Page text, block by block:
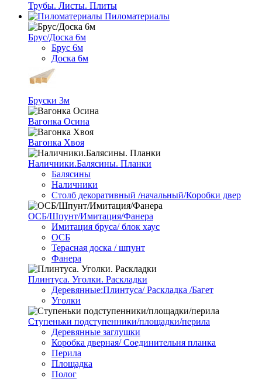
Трубы. Листы. Плиты
Пиломатериалы
Брус/Доска 6м
Брус 6м
Доска 6м
Бруски 3м
Вагонка Осина
Вагонка Хвоя
Наличники.Балясины. Планки
Балясины
Наличники
Столб декоративный /начальный/Коробки двер
ОСБ/Шпунт/Имитация/Фанера
Имитация бруса/ блок хаус
ОСБ
Терасная доска / шпунт
Фанера
Плинтуса. Уголки. Раскладки
Деревянные:Плинтуса/ Раскладка /Багет
Уголки
Ступеньки подступенники/площадки/перила
Деревянные заглушки
Коробка дверная/ Соединительня планка
Перила
Площадка
Полог